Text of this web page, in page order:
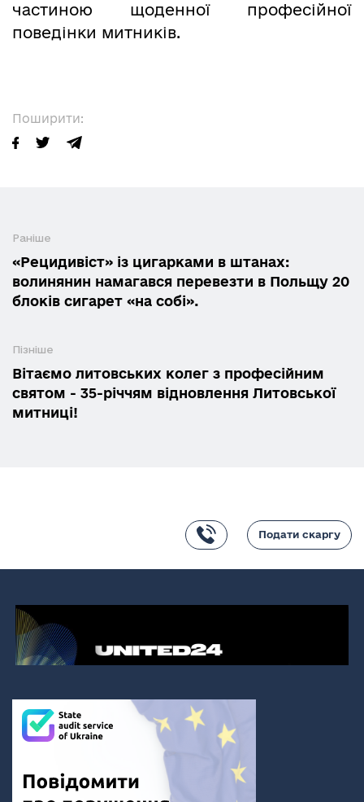
Поширити:
частиною щоденної професійної
поведінки митників.
Раніше
«Рецидивіст» із цигарками в штанах:
волинянин намагався перевезти в Польщу 20
блоків сигарет «на собі».
Пізніше
Вітаємо литовських колег з професійним
святом - 35-річчям відновлення Литовської
митниці!
Подати скаргу